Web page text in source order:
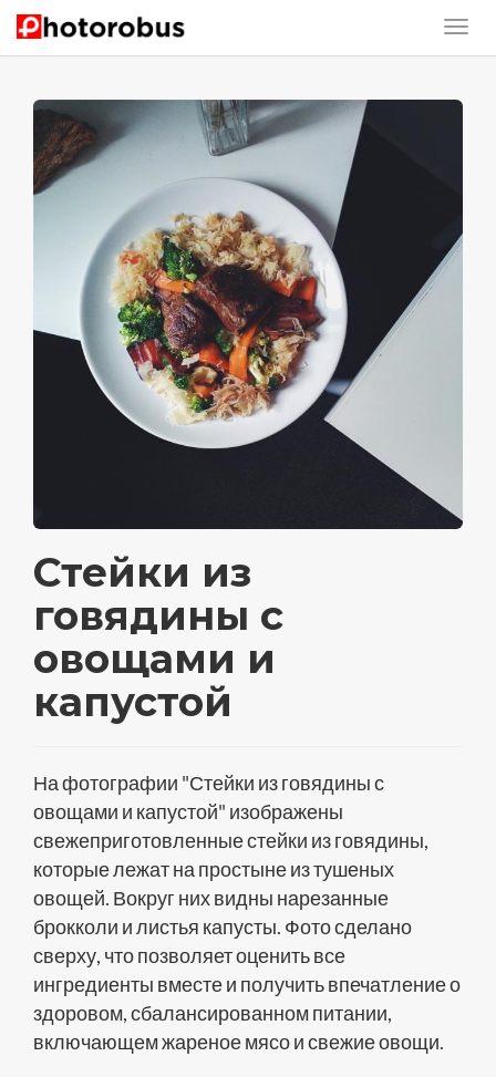
Стейки из
говядины с
овощами и
капустой
На фотографии "Стейки из говядины с
овощами и капустой" изображены
свежеприготовленные стейки из говядины,
которые лежат на простыне из тушеных
овощей. Вокруг них видны нарезанные
брокколи и листья капусты. Фото сделано
сверху, что позволяет оценить все
ингредиенты вместе и получить впечатление о
здоровом, сбалансированном питании,
включающем жареное мясо и свежие овощи.